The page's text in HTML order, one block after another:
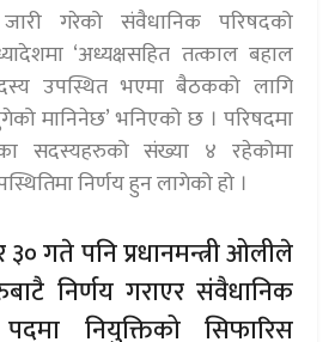
गरेको संवैधानिक परिषदको
‘अध्यक्षसहित तत्काल बहाल
उपस्थित भएमा बैठकको लागि
मानिनेछ’ भनिएको छ । परिषदमा
सदस्यहरुको संख्या ४ रहेकोमा
निर्णय हुन लागेको हो ।
गते पनि प्रधानमन्त्री ओलीले
निर्णय गराएर संवैधानिक
नियुक्तिको सिफारिस